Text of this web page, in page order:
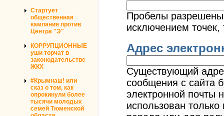
Стартует
общественная
кампания против
Центра "Э"
КОРРУПЦИОННЫЕ
уши торчат в
законодательстве
ЖКХ
#Крымнаш! или
сказ о том, как
опрокинули более
тысячи молодых
семей Тюменской
Пробелы
исключением точек,
Адрес
Существующий
сообщения с сайта
электронной почты
использован